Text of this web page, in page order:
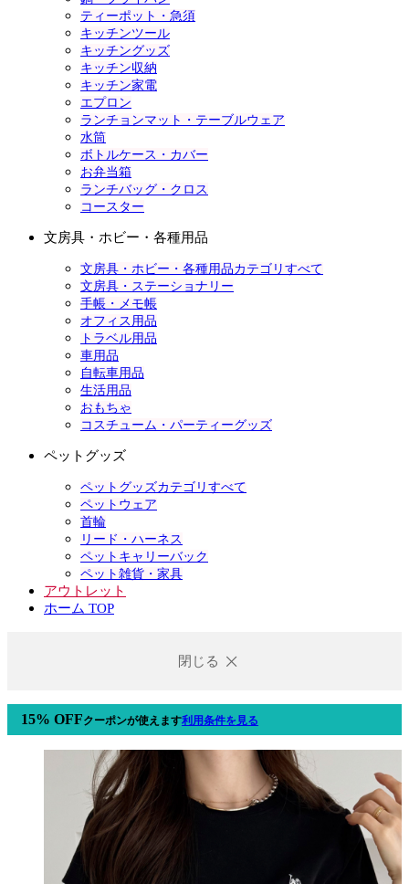
ティーポット・急須
キッチンツール
キッチングッズ
キッチン収納
キッチン家電
エプロン
ランチョンマット・テーブルウェア
水筒
ボトルケース・カバー
お弁当箱
ランチバッグ・クロス
コースター
文房具・ホビー・各種用品
文房具・ホビー・各種用品カテゴリすべて
文房具・ステーショナリー
手帳・メモ帳
オフィス用品
トラベル用品
車用品
自転車用品
生活用品
おもちゃ
コスチューム・パーティーグッズ
ペットグッズ
ペットグッズカテゴリすべて
ペットウェア
首輪
リード・ハーネス
ペットキャリーバック
ペット雑貨・家具
アウトレット
ホーム TOP
閉じる
15% OFFクーポンが使えます利用条件を見る